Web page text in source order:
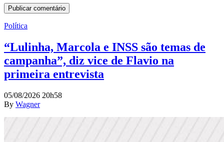
Política
“Lulinha, Marcola e INSS são temas de
campanha”, diz vice de Flavio na
primeira entrevista
05/08/2026 20h58
By Wagner